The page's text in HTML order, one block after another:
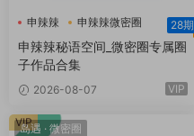
申辣辣
申辣辣微密圈
申辣辣秘语空间
28期
申辣辣秘语空间_微密圈专属圈
子作品合集
2026-08-07 VIP
岛遇 · 微密圈
VIP